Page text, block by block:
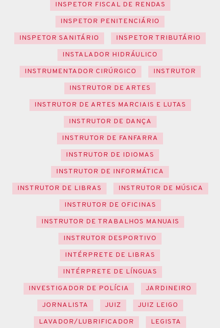
INSPETOR FISCAL DE RENDAS
INSPETOR PENITENCIÁRIO
INSPETOR SANITÁRIO
INSPETOR TRIBUTÁRIO
INSTALADOR HIDRÁULICO
INSTRUMENTADOR CIRÚRGICO
INSTRUTOR
INSTRUTOR DE ARTES
INSTRUTOR DE ARTES MARCIAIS E LUTAS
INSTRUTOR DE DANÇA
INSTRUTOR DE FANFARRA
INSTRUTOR DE IDIOMAS
INSTRUTOR DE INFORMÁTICA
INSTRUTOR DE LIBRAS
INSTRUTOR DE MÚSICA
INSTRUTOR DE OFICINAS
INSTRUTOR DE TRABALHOS MANUAIS
INSTRUTOR DESPORTIVO
INTÉRPRETE DE LIBRAS
INTÉRPRETE DE LÍNGUAS
INVESTIGADOR DE POLÍCIA
JARDINEIRO
JORNALISTA
JUIZ
JUIZ LEIGO
LAVADOR/LUBRIFICADOR
LEGISTA